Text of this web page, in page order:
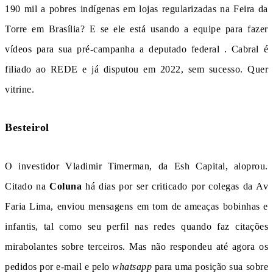
190 mil a pobres indígenas em lojas regularizadas na Feira da
Torre em Brasília? E se ele está usando a equipe para fazer
vídeos para sua pré-campanha a deputado federal . Cabral é
filiado ao REDE e já disputou em 2022, sem sucesso. Quer
vitrine.
Besteirol
O investidor Vladimir Timerman, da Esh Capital, aloprou.
Citado naColuna há dias por ser criticado por colegas da Av
Faria Lima, enviou mensagens em tom de ameaças bobinhas e
infantis, tal como seu perfil nas redes quando faz citações
mirabolantes sobre terceiros. Mas não respondeu até agora os
pedidos por e-mail e pelowhatsapp para uma posição sua sobre